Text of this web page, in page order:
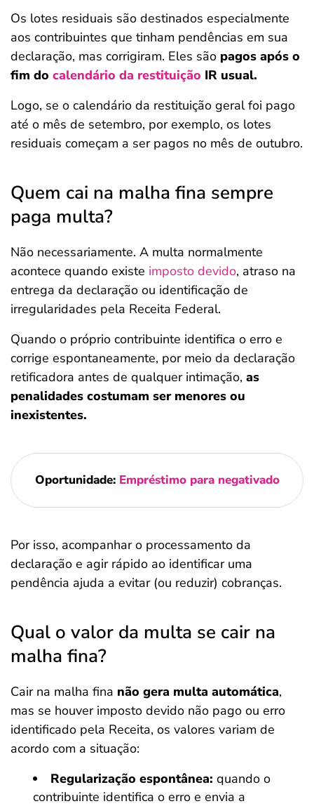
Os lotes residuais são destinados especialmente
aos contribuintes que tinham pendências em sua
declaração, mas corrigiram. Eles são pagos após o
fim do calendário da restituição IR usual.
Logo, se o calendário da restituição geral foi pago
até o mês de setembro, por exemplo, os lotes
residuais começam a ser pagos no mês de outubro.
Quem cai na malha fina sempre
paga multa?
Não necessariamente. A multa normalmente
acontece quando existe imposto devido, atraso na
entrega da declaração ou identificação de
irregularidades pela Receita Federal.
Quando o próprio contribuinte identifica o erro e
corrige espontaneamente, por meio da declaração
retificadora antes de qualquer intimação, as
penalidades costumam ser menores ou
inexistentes.
Oportunidade: Empréstimo para negativado
Por isso, acompanhar o processamento da
declaração e agir rápido ao identificar uma
pendência ajuda a evitar (ou reduzir) cobranças.
Qual o valor da multa se cair na
malha fina?
Cair na malha fina não gera multa automática,
mas se houver imposto devido não pago ou erro
identificado pela Receita, os valores variam de
acordo com a situação:
Regularização espontânea: quando o
contribuinte identifica o erro e envia a